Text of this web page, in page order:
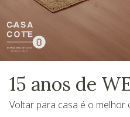
15 anos de
Voltar para casa é o melhor